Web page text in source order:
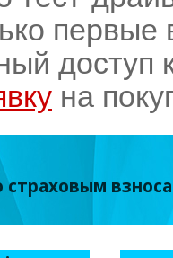
доступ
на
страховым